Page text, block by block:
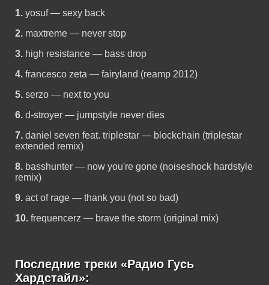
1. yosuf — sexy back
2. maxtreme — never stop
3. high resistance — bass drop
4. francesco zeta — fairyland (reamp 2012)
5. serzo — next to you
6. d-stroyer — jumpstyle never dies
7. daniel seven feat. triplestar — blockchain (triplestar
extended remix)
8. basshunter — now you're gone (noiseshock hardstyle
remix)
9. act of rage — thank you (not so bad)
10. frequencerz — brave the storm (original mix)
Последние треки «Радио Гусь
Хардстайл»: